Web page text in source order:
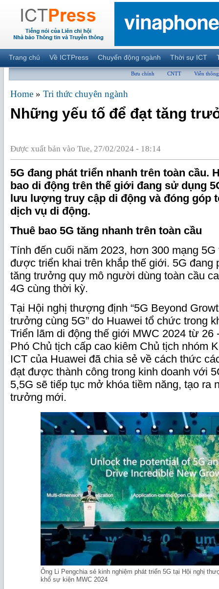
Trang chủ Về ICTPress Chuyển động ngành Thời sự ICT
Bưu chính CNTT Viễn thông
Home » Tri thức chuyên ngành
Những yếu tố để đạt tăng
Được xuất bản vào Tue, 27/02/2024 - 18:14
5G đang phát triển nhanh trên toàn cầu.
bao di động trên thế giới đang sử dụng
lưu lượng truy cập di động và đóng góp
dịch vụ di động.
Thuê bao 5G tăng nhanh trên toàn cầu
Tính đến cuối năm 2023, hơn 300 mạng
được triển khai trên khắp thế giới. 5G đang
tăng trưởng quy mô người dùng toàn cầu
4G cùng thời kỳ.
Tại Hội nghị thượng định “5G Beyond
trưởng cùng 5G” do Huawei tổ chức trong
Triển lãm di động thế giới MWC 2024 từ 26
Phó Chủ tịch cấp cao kiêm Chủ tịch nhóm
ICT của Huawei đã chia sẻ về cách thức
đạt được thành công trong kinh doanh với
5,5G sẽ tiếp tục mở khóa tiềm năng, tạo ra
trưởng mới.
Ông Li Pengchia sẻ kinh nghiệm phát triển 5G tại Hội nghị
khổ sự kiện MWC 2024